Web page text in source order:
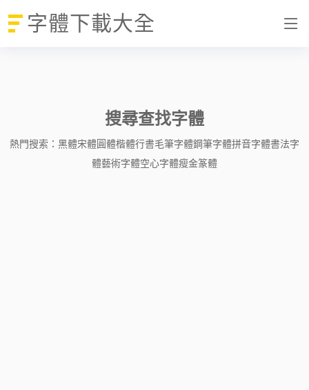
字體下載大全
搜尋查找字體
熱門搜索： 黑體宋體圓體楷體行書毛筆字體鋼筆字體拼音字體書法字
體藝術字體空心字體瘦金篆體